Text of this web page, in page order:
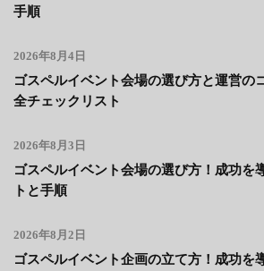
手順
2026年8月4日
ゴスペルイベント会場の選び方と運営の
全チェックリスト
2026年8月3日
ゴスペルイベント会場の選び方！成功を
トと手順
2026年8月2日
ゴスペルイベント企画の立て方！成功を